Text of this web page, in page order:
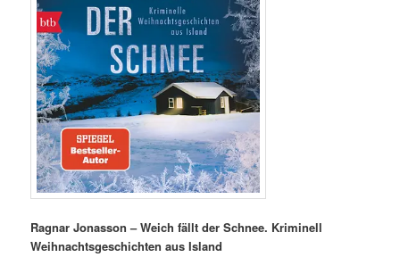
Ragnar Jonasson – Weich fällt der Schnee. Kriminell
Weihnachtsgeschichten aus Island